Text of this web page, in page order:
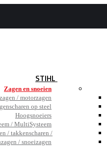
STIHL
Zagen en snoeien
/ motorzagen
op steel
Hoogsnoeiers
/ MultiSysteem
/ takkenscharen /
/ snoeizagen